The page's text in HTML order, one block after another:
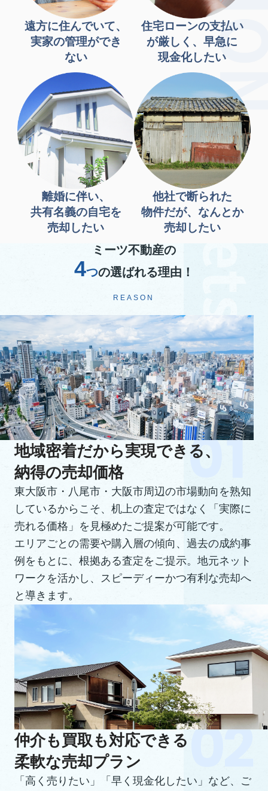
遠方に住んでいて、
実家の管理ができ
ない
住宅ローンの支払い
が厳しく、早急に
現金化したい
離婚に伴い、
共有名義の自宅を
売却したい
他社で断られた
物件だが、なんとか
売却したい
ミーツ不動産の
4つの選ばれる理由！
REASON
地域密着だから実現できる、
納得の売却価格
東大阪市・八尾市・大阪市周辺の市場動向を熟知
しているからこそ、机上の査定ではなく「実際に
売れる価格」を見極めたご提案が可能です。
エリアごとの需要や購入層の傾向、過去の成約事
例をもとに、根拠ある査定をご提示。地元ネット
ワークを活かし、スピーディーかつ有利な売却へ
と導きます。
仲介も買取も対応できる
柔軟な売却プラン
「高く売りたい」「早く現金化したい」など、ご